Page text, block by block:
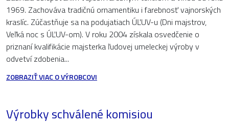
1969. Zachováva tradičnú ornamentiku i farebnosť vajnorských
kraslíc. Zúčastňuje sa na podujatiach ÚĽUV-u (Dni majstrov,
Veľká noc s ÚĽUV-om). V roku 2004 získala osvedčenie o
priznaní kvalifikácie majsterka ľudovej umeleckej výroby v
odvetví zdobenia...
ZOBRAZIŤ VIAC O VÝROBCOVI
Výrobky schválené komisiou